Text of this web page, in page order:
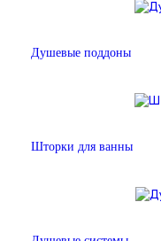
Душевые поддоны
Шторки для ванны